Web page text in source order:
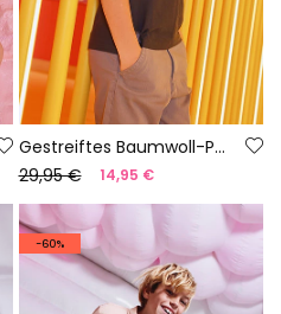
Gestreiftes Baumwoll-Polo für Jungen
29,95 €
14,95 €
-60%